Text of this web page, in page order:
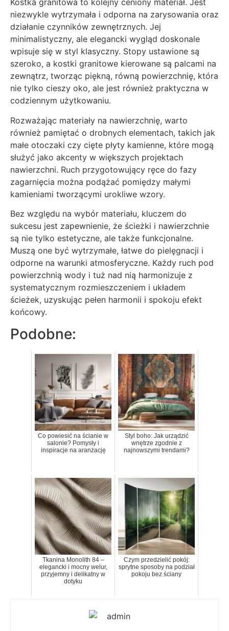
Kostka granitowa to kolejny ceniony materiał. Jest
niezwykle wytrzymała i odporna na zarysowania oraz
działanie czynników zewnętrznych. Jej
minimalistyczny, ale elegancki wygląd doskonale
wpisuje się w styl klasyczny. Stopy ustawione są
szeroko, a kostki granitowe kierowane są palcami na
zewnątrz, tworząc piękną, równą powierzchnię, która
nie tylko cieszy oko, ale jest również praktyczna w
codziennym użytkowaniu.
Rozważając materiały na nawierzchnię, warto
również pamiętać o drobnych elementach, takich jak
małe otoczaki czy cięte płyty kamienne, które mogą
służyć jako akcenty w większych projektach
nawierzchni. Ruch przygotowujący ręce do fazy
zagarnięcia można podążać pomiędzy małymi
kamieniami tworzącymi urokliwe wzory.
Bez względu na wybór materiału, kluczem do
sukcesu jest zapewnienie, że ścieżki i nawierzchnie
są nie tylko estetyczne, ale także funkcjonalne.
Muszą one być wytrzymałe, łatwe do pielęgnacji i
odporne na warunki atmosferyczne. Każdy ruch pod
powierzchnią wody i tuż nad nią harmonizuje z
systematycznym rozmieszczeniem i układem
ścieżek, uzyskując pełen harmonii i spokoju efekt
końcowy.
Podobne:
Co powiesić na ścianie w
salonie? Pomysły i
inspiracje na aranżację
Styl boho: Jak urządzić
wnętrze zgodnie z
najnowszymi trendami?
Tkanina Monolith 84 –
elegancki i mocny welur,
przyjemny i delikatny w
dotyku
Czym przedzielić pokój:
sprytne sposoby na podział
pokoju bez ściany